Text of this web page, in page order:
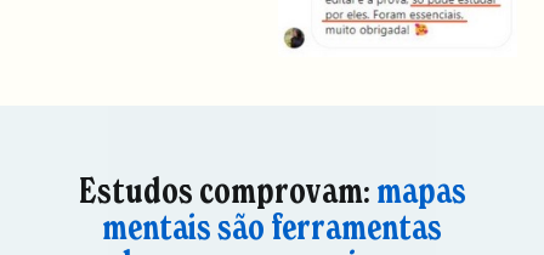
Estudos comprovam: mapas
mentais são ferramentas